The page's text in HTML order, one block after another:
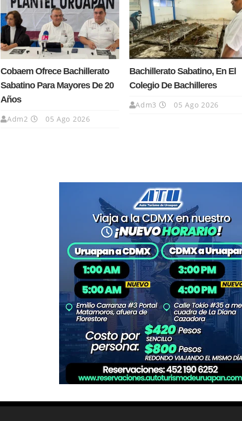
Cobaem Ofrece Bachillerato
Sabatino Para Mayores De 20
Años
Adm2 05 Ago 2026
Bachillerato Sabatino, En El
Colegio De Bachilleres
Adm3 05 Ago 2026